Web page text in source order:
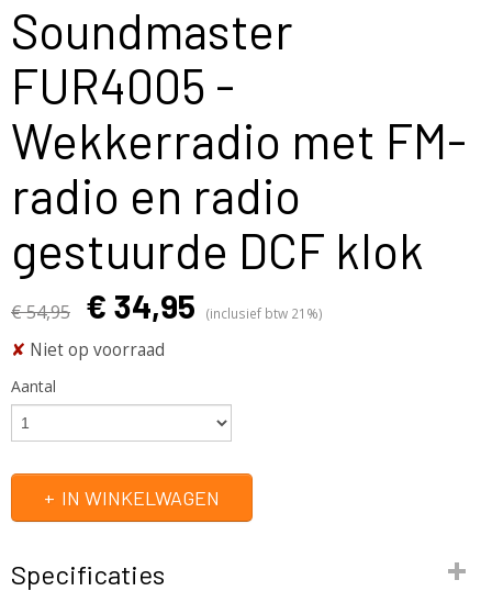
Soundmaster
FUR4005 -
Wekkerradio met FM-
radio en radio
gestuurde DCF klok
€ 54,95 € 34,95 (inclusief btw 21%)
✘ Niet op voorraad
Aantal
IN WINKELWAGEN
Specificaties